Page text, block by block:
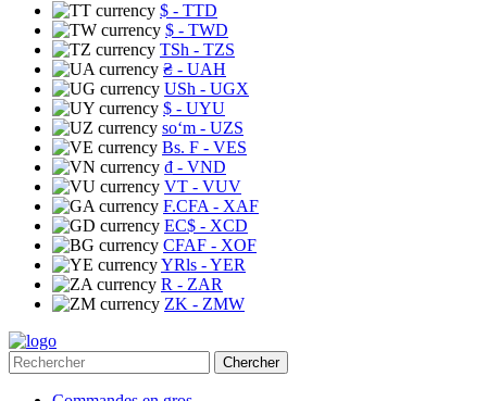
$ - TTD
$ - TWD
TSh - TZS
₴ - UAH
USh - UGX
$ - UYU
soʻm - UZS
Bs. F - VES
₫ - VND
VT - VUV
F.CFA - XAF
EC$ - XCD
CFAF - XOF
YRls - YER
R - ZAR
ZK - ZMW
Chercher